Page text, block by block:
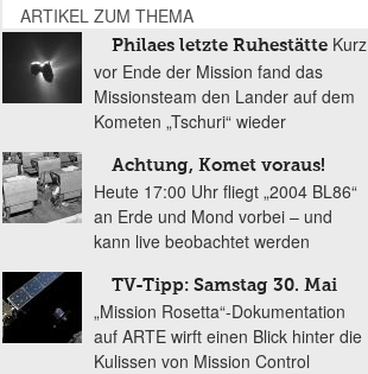
ARTIKEL ZUM THEMA
Philaes letzte Ruhestätte Kurz
vor Ende der Mission fand das
Missionsteam den Lander auf dem
Kometen „Tschuri“ wieder
Achtung, Komet voraus!
Heute 17:00 Uhr fliegt „2004 BL86“
an Erde und Mond vorbei – und
kann live beobachtet werden
TV-Tipp: Samstag 30. Mai
„Mission Rosetta“-Dokumentation
auf ARTE wirft einen Blick hinter die
Kulissen von Mission Control